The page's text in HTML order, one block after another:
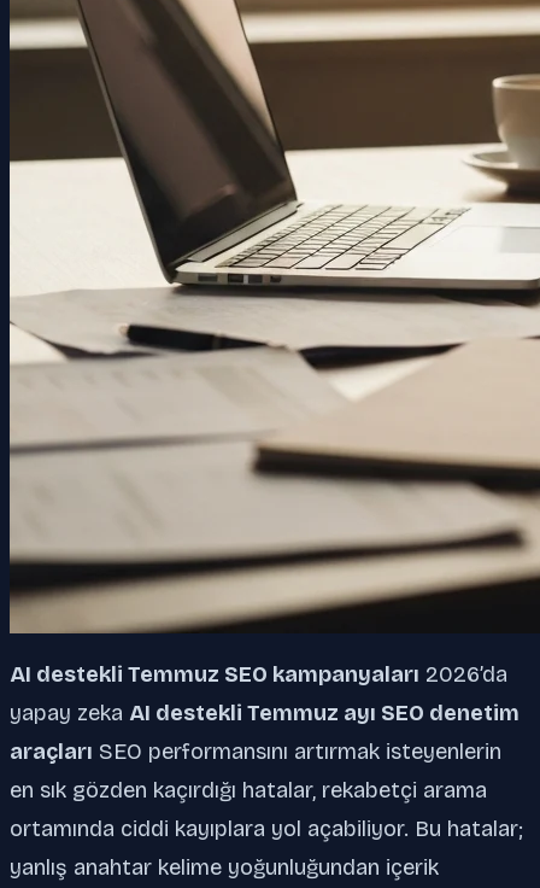
AI destekli Temmuz SEO kampanyaları 2026’da
yapay zeka AI destekli Temmuz ayı SEO denetim
araçları SEO performansını artırmak isteyenlerin
en sık gözden kaçırdığı hatalar, rekabetçi arama
ortamında ciddi kayıplara yol açabiliyor. Bu hatalar;
yanlış anahtar kelime yoğunluğundan içerik